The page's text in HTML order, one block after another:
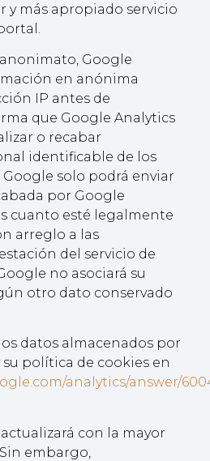
y más apropiado servicio
Google
en anónima
IP antes de
que Google Analytics
o recabar
identificable de los
solo podrá enviar
por Google
cuanto esté legalmente
arreglo a las
del servicio de
no asociará su
otro dato conservado
datos almacenados por
política de cookies en
analytics/answer/
actualizará con la mayor
embargo,